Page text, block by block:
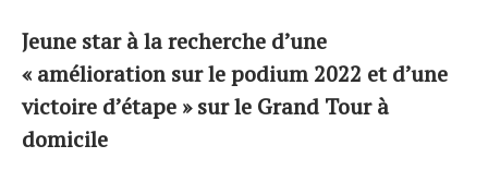
Jeune star à la recherche d’une
« amélioration sur le podium 2022 et d’une
victoire d’étape » sur le Grand Tour à
domicile